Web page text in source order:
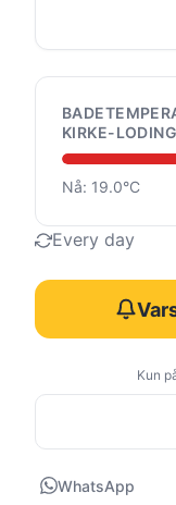
KIRKE-
Nå: 19.0°C
Every day
Kun
WhatsApp